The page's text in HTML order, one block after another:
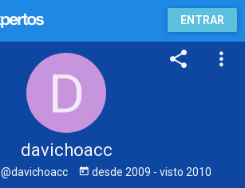
ENTRAR
davichoacc
@davichoacc desde 2009 - visto 2010